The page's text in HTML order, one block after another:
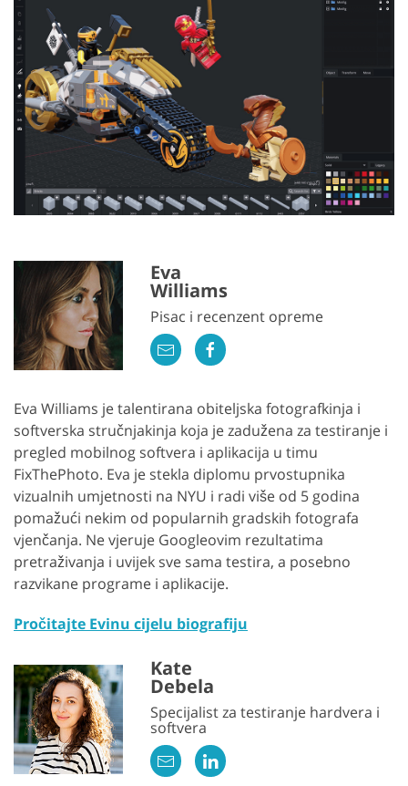
Eva
Williams
Pisac i recenzent opreme
Eva Williams je talentirana obiteljska fotografkinja i
softverska stručnjakinja koja je zadužena za testiranje i
pregled mobilnog softvera i aplikacija u timu
FixThePhoto. Eva je stekla diplomu prvostupnika
vizualnih umjetnosti na NYU i radi više od 5 godina
pomažući nekim od popularnih gradskih fotografa
vjenčanja. Ne vjeruje Googleovim rezultatima
pretraživanja i uvijek sve sama testira, a posebno
razvikane programe i aplikacije.
Pročitajte Evinu cijelu biografiju
Kate
Debela
Specijalist za testiranje hardvera i
softvera